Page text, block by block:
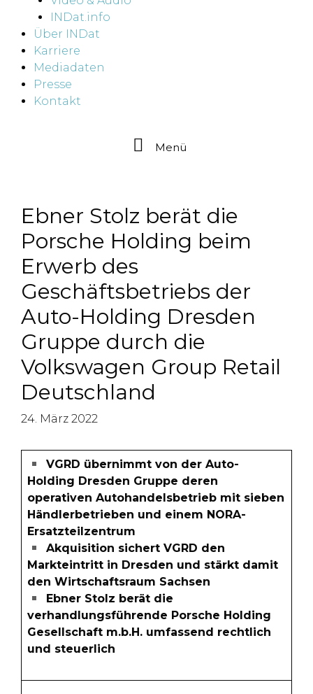
INDat.info
Über INDat
Karriere
Mediadaten
Presse
Kontakt
Menü
Ebner Stolz berät die
Porsche Holding beim
Erwerb des
Geschäftsbetriebs der
Auto-Holding Dresden
Gruppe durch die
Volkswagen Group Retail
Deutschland
24. März 2022
VGRD übernimmt von der Auto-
Holding Dresden Gruppe deren
operativen Autohandelsbetrieb mit sieben
Händlerbetrieben und einem NORA-
Ersatzteilzentrum
Akquisition sichert VGRD den
Markteintritt in Dresden und stärkt damit
den Wirtschaftsraum Sachsen
Ebner Stolz berät die
verhandlungsführende Porsche Holding
Gesellschaft m.b.H. umfassend rechtlich
und steuerlich